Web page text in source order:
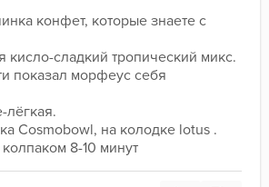
конфет, которые знаете с
кисло-сладкий тропический микс.
показал морфеус себя
лёгкая.
Cosmobowl, на колодке lotus .
8-10 минут